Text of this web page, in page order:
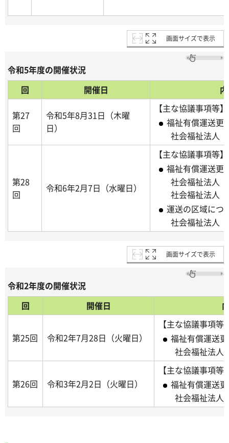
画面サイズで表示
令和5年度の開催状況
回
開催日
第27
回
令和5年8月31日（木曜
日）
【主な協議事項等】
福祉有償運送更
社会福祉法人
第28
回
令和6年2月7日（水曜日）
【主な協議事項等】
福祉有償運送更
社会福祉法人
社会福祉法人
運送の区域につ
社会福祉法人
画面サイズで表示
令和2年度の開催状況
回
開催日
第25回 令和2年7月28日（火曜日）
【主な協議事項等
福祉有償運送
社会福祉法
第26回 令和3年2月2日（火曜日）
【主な協議事項等
福祉有償運送
社会福祉法人